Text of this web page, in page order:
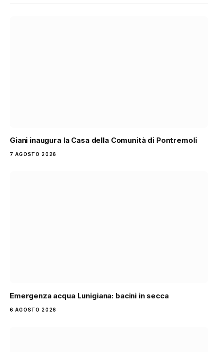
Giani inaugura la Casa della Comunità di Pontremoli
7 AGOSTO 2026
Emergenza acqua Lunigiana: bacini in secca
6 AGOSTO 2026